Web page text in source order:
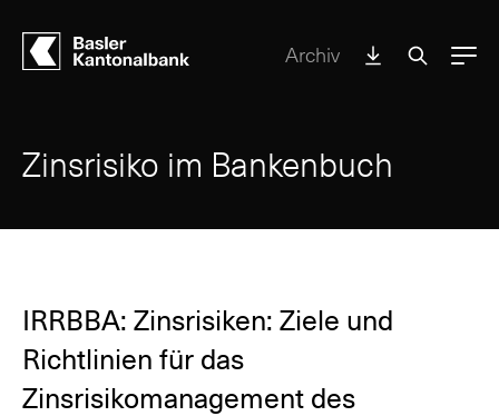
Archiv Menu
Zinsrisiko im Bankenbuch
IRRBBA: Zinsrisiken: Ziele und
Richtlinien für das
Zinsrisikomanagement des